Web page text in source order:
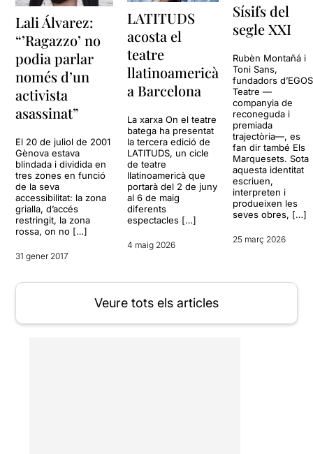
Lali Álvarez:
“’Ragazzo’ no
podia parlar
només d’un
activista
asassinat”
El 20 de juliol de 2001
Gènova estava
blindada i dividida en
tres zones en funció
de la seva
accessibilitat: la zona
grialla, d’accés
restringit, la zona
rossa, on no […]
31 gener 2017
LATITUDS
acosta el
teatre
llatinoamericà
a Barcelona
La xarxa On el teatre
batega ha presentat
la tercera edició de
LATITUDS, un cicle
de teatre
llatinoamericà que
portarà del 2 de juny
al 6 de maig
diferents
espectacles […]
4 maig 2026
Sísifs del
segle XXI
Rubèn Montañá i
Toni Sans,
fundadors d’EGOS
Teatre —
companyia de
reconeguda i
premiada
trajectòria—, es
fan dir també Els
Marquesets. Sota
aquesta identitat
escriuen,
interpreten i
produeixen les
seves obres, […]
25 març 2026
Veure tots els articles